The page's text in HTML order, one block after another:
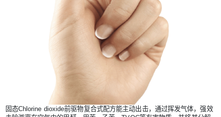
固态Chlorine dioxide前驱物复合式配方能主动出击，通过挥发气体，强效